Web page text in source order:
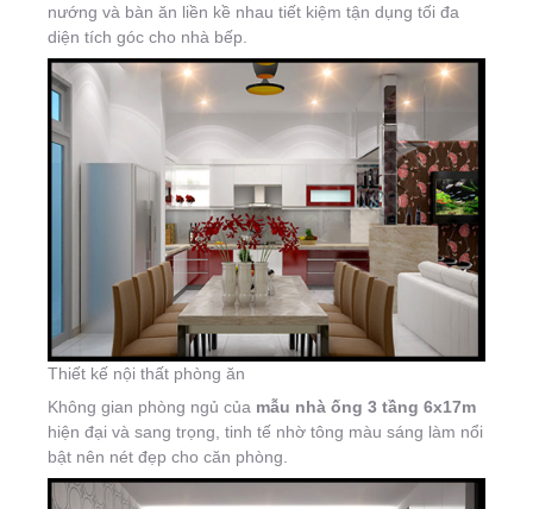
nướng và bàn ăn liền kề nhau tiết kiệm tận dụng tối đa
diện tích góc cho nhà bếp.
Thiết kế nội thất phòng ăn
Không gian phòng ngủ của mẫu nhà ống 3 tầng 6x17m
hiện đại và sang trọng, tinh tế nhờ tông màu sáng làm nổi
bật nên nét đẹp cho căn phòng.